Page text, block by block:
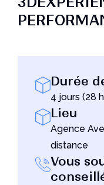
Un outil
Solidworks
Durée
4 jours (28
Lieu
Agence
distance
Vous